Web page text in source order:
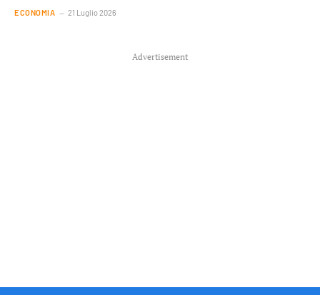
ECONOMIA 21 Luglio 2026
Advertisement